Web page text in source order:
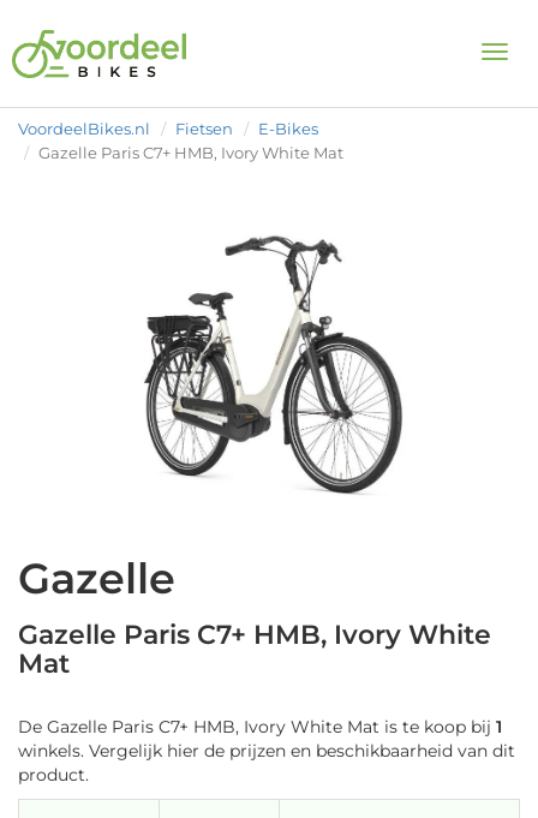
VoordeelBikes.nl Fietsen
E-Bikes
Gazelle Paris C7+ HMB, Ivory White Mat
Gazelle
Gazelle Paris C7+ HMB, Ivory White
Mat
De Gazelle Paris C7+ HMB, Ivory White Mat is te koop bij 1
winkels. Vergelijk hier de prijzen en beschikbaarheid van dit
product.